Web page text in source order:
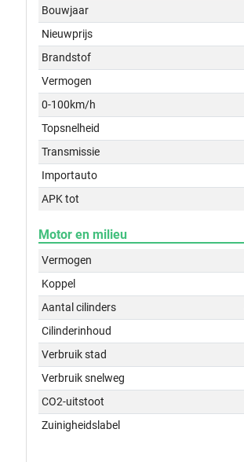
Bouwjaar
Nieuwprijs
Brandstof
Vermogen
0-100km/h
Topsnelheid
Transmissie
Importauto
APK tot
Motor en milieu
Vermogen
Koppel
Aantal cilinders
Cilinderinhoud
Verbruik stad
Verbruik snelweg
CO2-uitstoot
Zuinigheidslabel